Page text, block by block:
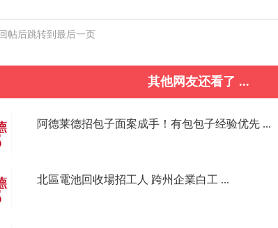
回帖后跳转到最后一页
其他网友还看了 ...
阿德莱德招包子面案成手！有包包子经验优先 ...
北區電池回收場招工人 跨州企業白工 ...